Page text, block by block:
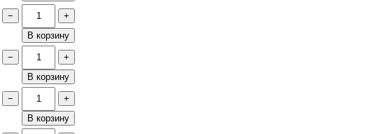
−
+
В корзину
−
+
В корзину
−
+
В корзину